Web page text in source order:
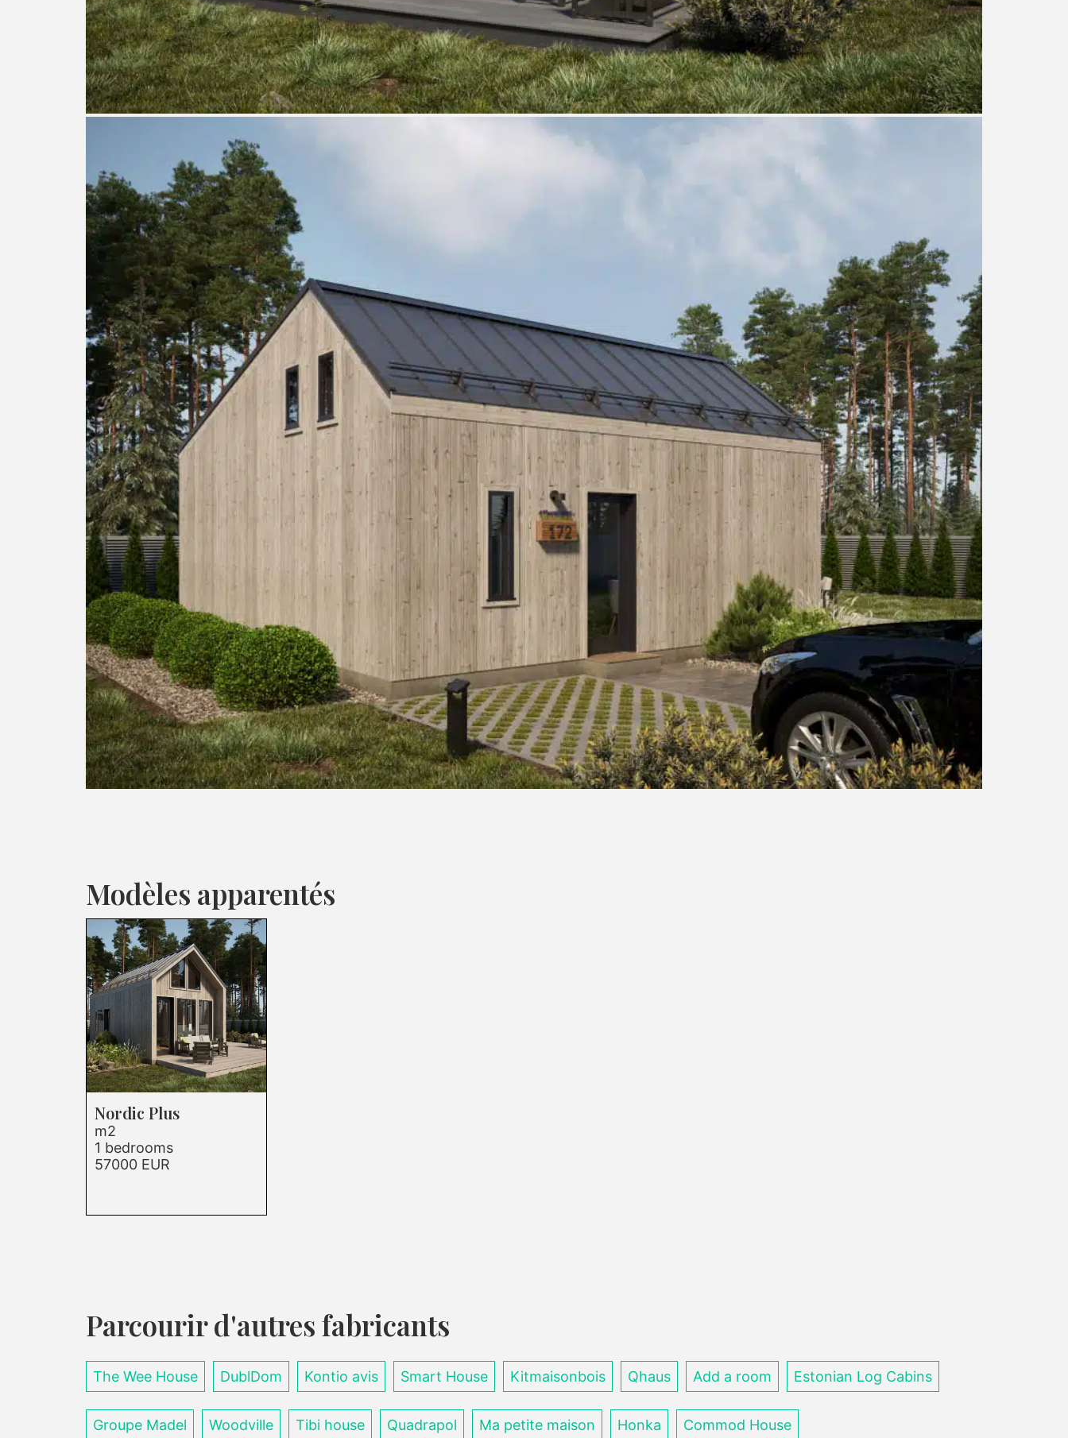
Modèles apparentés
Nordic Plus
m2
1 bedrooms
57000 EUR
Parcourir d'autres fabricants
The Wee House DublDom Kontio avis Smart House Kitmaisonbois Qhaus Add a room Estonian Log Cabins
Groupe Madel Woodville Tibi house Quadrapol Ma petite maison Honka Commod House